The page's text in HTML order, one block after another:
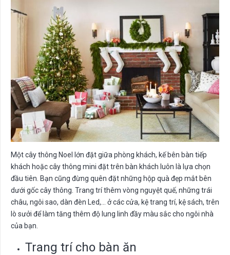
Một cây thông Noel lớn đặt giữa phòng khách, kế bên bàn tiếp
khách hoặc cây thông mini đặt trên bàn khách luôn là lựa chọn
đầu tiên. Bạn cũng đừng quên đặt những hộp quà đẹp mắt bên
dưới gốc cây thông. Trang trí thêm vòng nguyệt quế, những trái
châu, ngôi sao, dàn đèn Led,… ở các cửa, kệ trang trí, kệ sách, trên
lò sưởi để làm tăng thêm độ lung linh đầy màu sắc cho ngôi nhà
của bạn.
Trang trí cho bàn ăn